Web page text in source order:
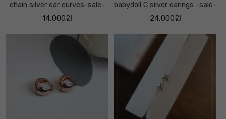
chain silver ear curves-sale-
14,000원
babydoll C silver earings -sale-
24,000원